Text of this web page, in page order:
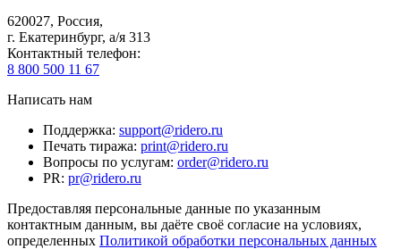
620027, Россия,
г. Екатеринбург, а/я 313
Контактный телефон:
8 800 500 11 67
Написать нам
Поддержка: support@ridero.ru
Печать тиража: print@ridero.ru
Вопросы по услугам: order@ridero.ru
PR: pr@ridero.ru
Предоставляя персональные данные по указанным
контактным данным, вы даёте своё согласие на условиях,
определенных Политикой обработки персональных данных